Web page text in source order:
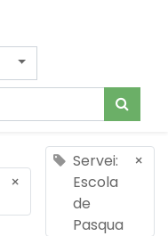
×
Servei:
Escola
de
Pasqua
×